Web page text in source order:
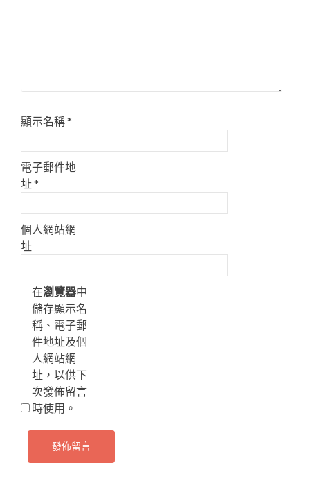
顯示名稱*
電子郵件地
址*
個人網站網
址
在瀏覽器中
儲存顯示名
稱、電子郵
件地址及個
人網站網
址，以供下
次發佈留言
時使用。